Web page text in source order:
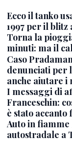
Ecco il tanko
1997 per il blitz
Torna la
minuti: ma il
Caso
denunciati per
anche aiutare i
I messaggi di
Franceschin:
è stato
Auto in
autostradale a